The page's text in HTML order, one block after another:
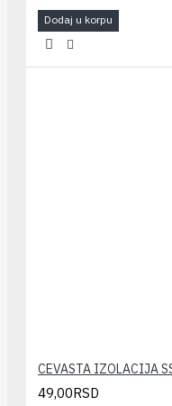
Dodaj u korpu
49,00RSD